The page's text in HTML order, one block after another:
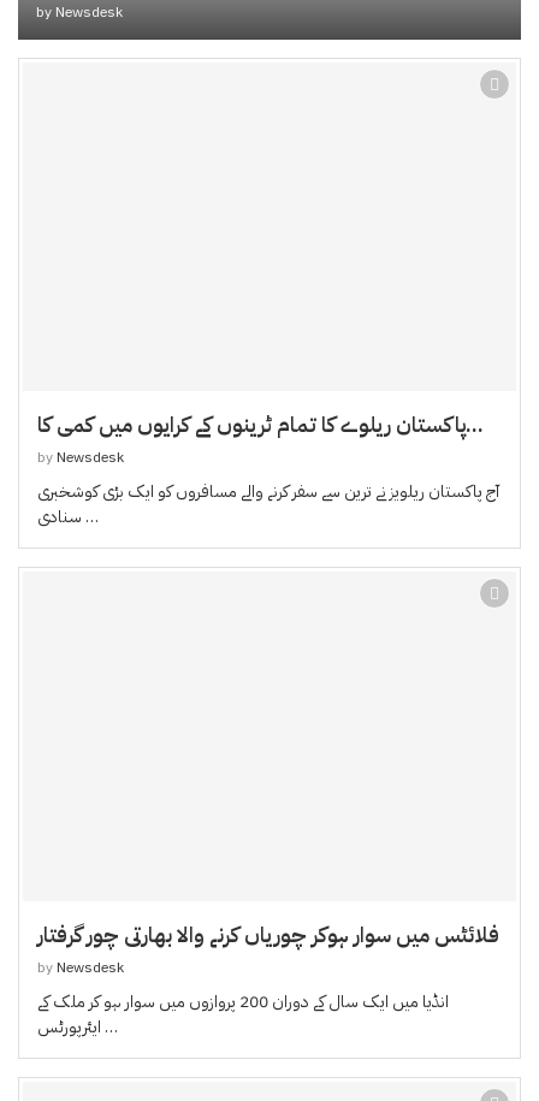
byNewsdesk
پاکستان ریلوے کا تمام ٹرینوں کے کرایوں میں کمی کا...
by Newsdesk
آج پاکستان ریلویز نے ترین سے سفر کرنے والے مسافروں کو ایک بڑی کوشخبری
سنادی …
فلائٹس میں سوار ہوکر چوریاں کرنے والا بھارتی چور گرفتار
by Newsdesk
انڈیا میں ایک سال کے دوران 200 پروازوں میں سوار ہو کر ملک کے
ایئرپورٹس …